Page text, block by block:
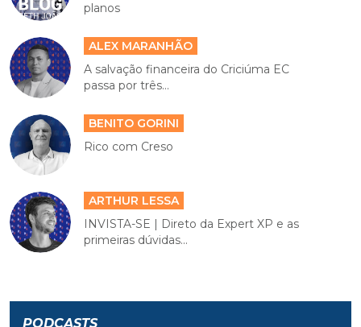
planos
ALEX MARANHÃO
A salvação financeira do Criciúma EC
passa por três...
BENITO GORINI
Rico com Creso
ARTHUR LESSA
INVISTA-SE | Direto da Expert XP e as
primeiras dúvidas...
PODCASTS